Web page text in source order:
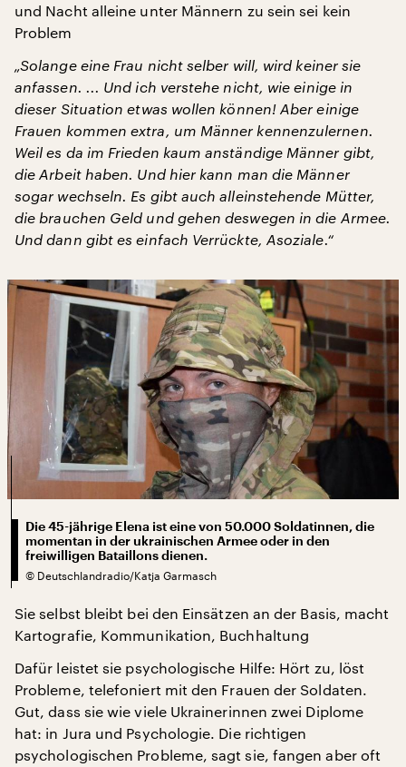
und Nacht alleine unter Männern zu sein sei kein
Problem
„Solange eine Frau nicht selber will, wird keiner sie
anfassen. ... Und ich verstehe nicht, wie einige in
dieser Situation etwas wollen können! Aber einige
Frauen kommen extra, um Männer kennenzulernen.
Weil es da im Frieden kaum anständige Männer gibt,
die Arbeit haben. Und hier kann man die Männer
sogar wechseln. Es gibt auch alleinstehende Mütter,
die brauchen Geld und gehen deswegen in die Armee.
Und dann gibt es einfach Verrückte, Asoziale.“
Die 45-jährige Elena ist eine von 50.000 Soldatinnen, die
momentan in der ukrainischen Armee oder in den
freiwilligen Bataillons dienen.
© Deutschlandradio/Katja Garmasch
Sie selbst bleibt bei den Einsätzen an der Basis, macht
Kartografie, Kommunikation, Buchhaltung
Dafür leistet sie psychologische Hilfe: Hört zu, löst
Probleme, telefoniert mit den Frauen der Soldaten.
Gut, dass sie wie viele Ukrainerinnen zwei Diplome
hat: in Jura und Psychologie. Die richtigen
psychologischen Probleme, sagt sie, fangen aber oft